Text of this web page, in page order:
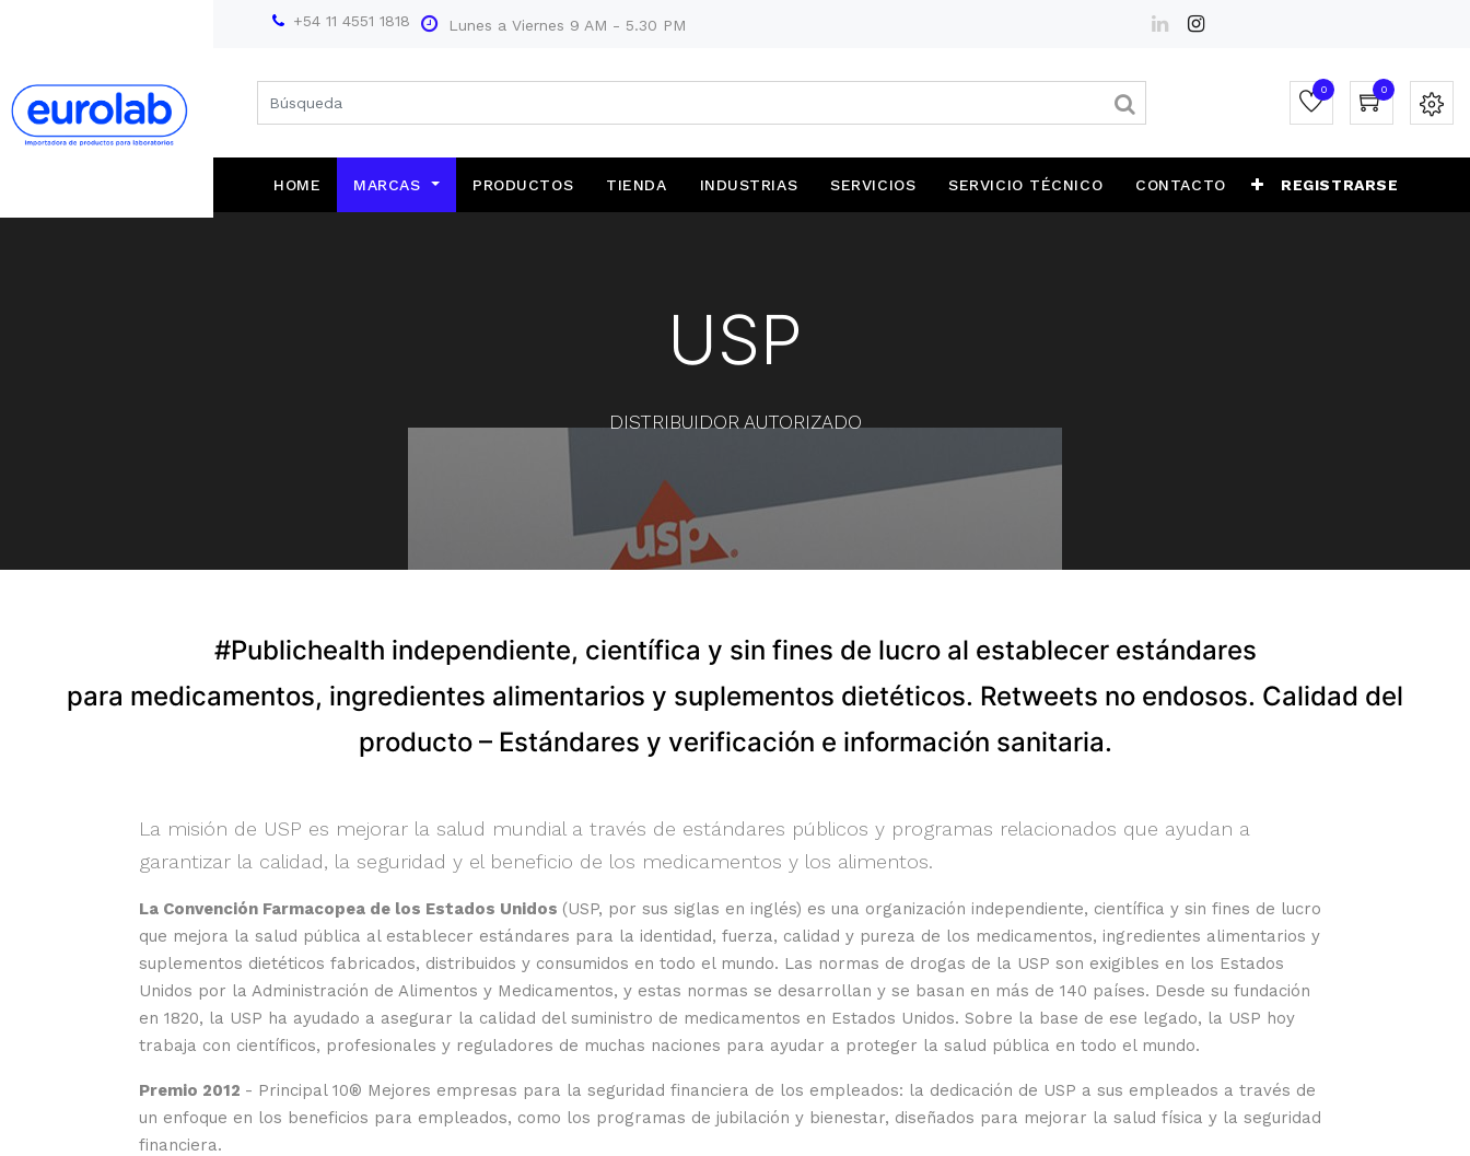
+54 11 4551 1818 Lunes a Viernes 9 AM - 5.30 PM
0 0
HOME MARCAS PRODUCTOS TIENDA INDUSTRIAS SERVICIOS SERVICIO TÉCNICO CONTACTO REGISTRARSE
USP
DISTRIBUIDOR AUTORIZADO
#Publichealth independiente, científica y sin fines de lucro al establecer estándares
para medicamentos, ingredientes alimentarios y suplementos dietéticos. Retweets no endosos. Calidad del
producto – Estándares y verificación e información sanitaria.
La misión de USP es mejorar la salud mundial a través de estándares públicos y programas relacionados que ayudan a
garantizar la calidad, la seguridad y el beneficio de los medicamentos y los alimentos.
La Convención Farmacopea de los Estados Unidos (USP, por sus siglas en inglés) es una organización independiente, científica y sin fines de lucro
que mejora la salud pública al establecer estándares para la identidad, fuerza, calidad y pureza de los medicamentos, ingredientes alimentarios y
suplementos dietéticos fabricados, distribuidos y consumidos en todo el mundo. Las normas de drogas de la USP son exigibles en los Estados
Unidos por la Administración de Alimentos y Medicamentos, y estas normas se desarrollan y se basan en más de 140 países. Desde su fundación
en 1820, la USP ha ayudado a asegurar la calidad del suministro de medicamentos en Estados Unidos. Sobre la base de ese legado, la USP hoy
trabaja con científicos, profesionales y reguladores de muchas naciones para ayudar a proteger la salud pública en todo el mundo.
Premio 2012 - Principal 10® Mejores empresas para la seguridad financiera de los empleados: la dedicación de USP a sus empleados a través de
un enfoque en los beneficios para empleados, como los programas de jubilación y bienestar, diseñados para mejorar la salud física y la seguridad
financiera.